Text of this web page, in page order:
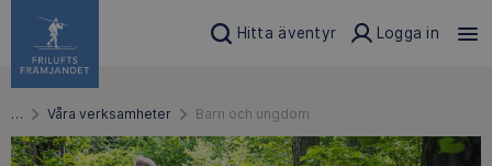
Hitta äventyr Logga in
… Våra verksamheter Barn och ungdom